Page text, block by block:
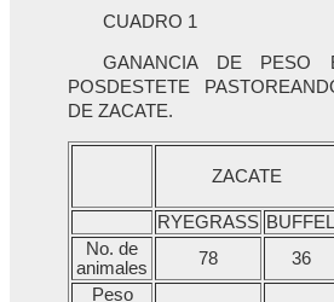
CUADRO 1
GANANCIA DE PESO
POSDESTETE
DE ZACATE.
ZACATE
RYEGRASS BUFFEL
No. de
animales
78 36
Peso